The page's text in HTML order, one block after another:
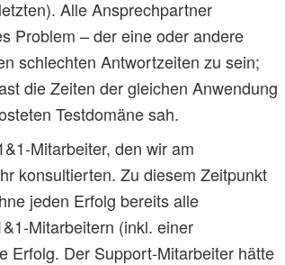
Alle Ansprechpartner
Problem – der eine oder andere
schlechten Antwortzeiten zu sein;
die Zeiten der gleichen Anwendung
Testdomäne sah.
Mitarbeiter, den wir am
konsultierten. Zu diesem Zeitpunkt
jeden Erfolg bereits alle
Mitarbeitern (inkl. einer
Erfolg. Der Support-Mitarbeiter hätte